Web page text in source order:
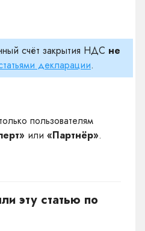
счёт закрытия НДС не
декларации.
пользователям
или «Партнёр».
эту статью по